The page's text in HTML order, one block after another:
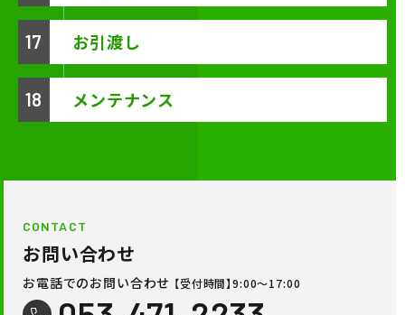
17 お引渡し
18 メンテナンス
CONTACT
お問い合わせ
お電話でのお問い合わせ 【受付時間】9:00〜17:00